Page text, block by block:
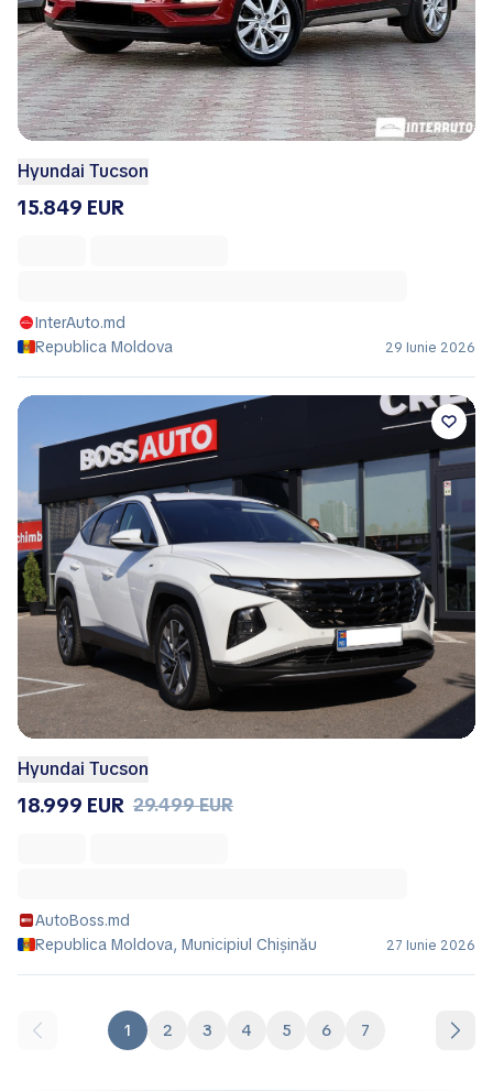
Hyundai Tucson
15.849 EUR
InterAuto.md
Republica Moldova
29 Iunie 2026
Hyundai Tucson
18.999 EUR 29.499 EUR
AutoBoss.md
Republica Moldova, Municipiul Chișinău
27 Iunie 2026
1 2 3 4 5 6 7